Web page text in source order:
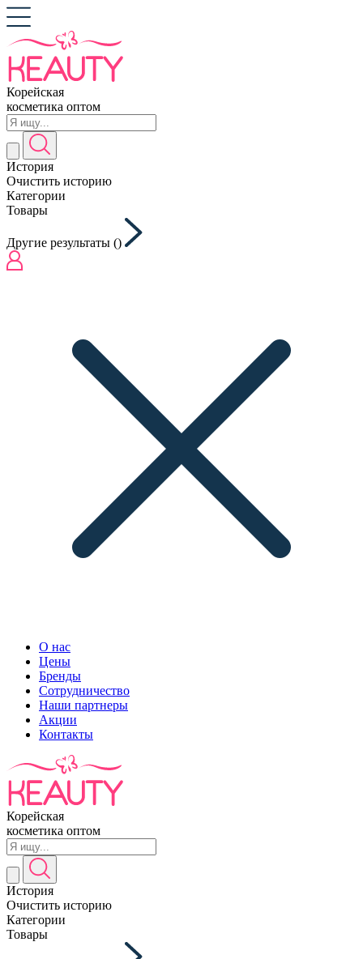
Корейская
косметика оптом
История
Очистить историю
Категории
Товары
Другие результаты ()
О нас
Цены
Бренды
Сотрудничество
Наши партнеры
Акции
Контакты
Корейская
косметика оптом
История
Очистить историю
Категории
Товары